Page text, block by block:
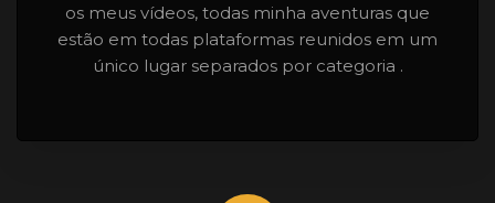
os meus vídeos, todas minha aventuras que
estão em todas plataformas reunidos em um
único lugar separados por categoria .